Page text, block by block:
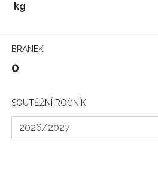
kg
BRANEK
0
SOUTĚŽNÍ ROČNÍK